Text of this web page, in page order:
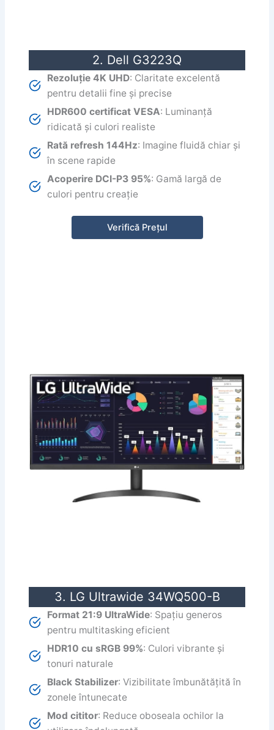
2. Dell G3223Q
Rezoluție 4K UHD: Claritate excelentă
pentru detalii fine și precise
HDR600 certificat VESA: Luminanță
ridicată și culori realiste
Rată refresh 144Hz: Imagine fluidă chiar și
în scene rapide
Acoperire DCI-P3 95%: Gamă largă de
culori pentru creație
Verifică Prețul
3. LG Ultrawide 34WQ500-B
Format 21:9 UltraWide: Spațiu generos
pentru multitasking eficient
HDR10 cu sRGB 99%: Culori vibrante și
tonuri naturale
Black Stabilizer: Vizibilitate îmbunătățită în
zonele întunecate
Mod cititor: Reduce oboseala ochilor la